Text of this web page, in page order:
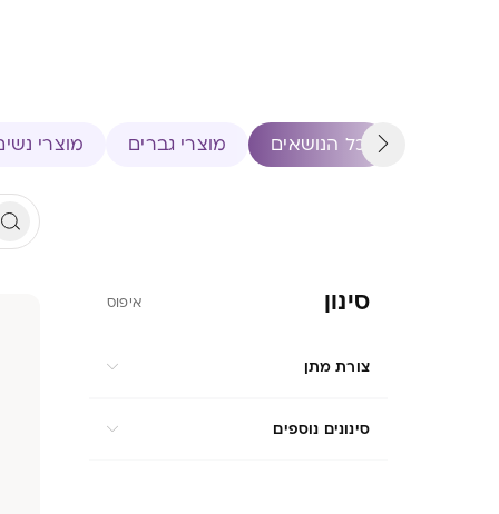
כל הנושאים מוצרי גברים מוצרי
סינון איפוס
צורת מתן
סינונים נוספים